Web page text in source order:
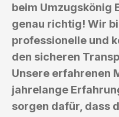
beim Umzugskönig
genau richtig! Wir
professionelle und
den sicheren
Unsere erfahrenen
jahrelange
sorgen dafür, dass